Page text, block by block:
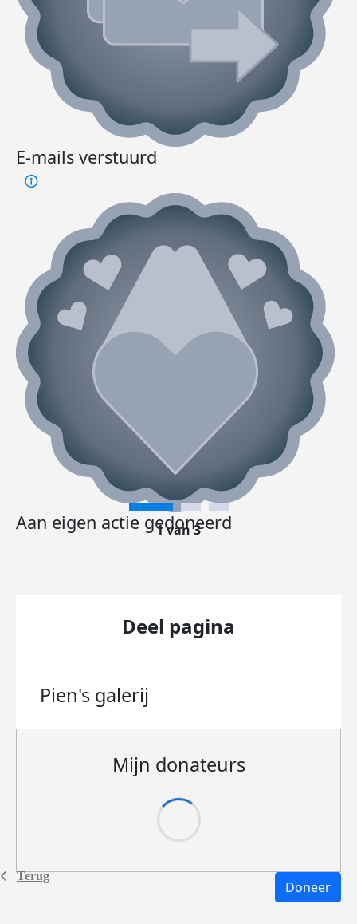
Terug
E-mails verstuurd
Aan eigen actie gedoneerd
1 van 3
Deel pagina
Pien's galerij
Mijn donateurs
Doneer